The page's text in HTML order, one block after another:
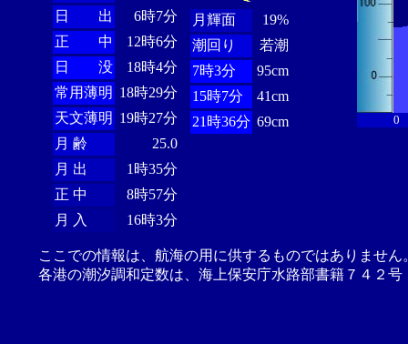
日 出
6時7分
正 中
12時6分
日 没
18時4分
常用薄明 18時29分
天文薄明 19時27分
月 齢
25.0
月 出
1時35分
正 中
8時57分
月 入
16時3分
月輝面
19%
潮回り
若潮
7時3分
95cm
15時7分
41cm
21時36分 69cm 0
ここでの情報は、航海の用に供するものではありませ
各港の潮汐調和定数は、海上保安庁水路部書籍７４２